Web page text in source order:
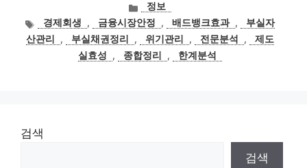
카
테
고
리
정보
태
그
경제회생 , 금융시장안정 , 배드뱅크효과 ,
부실자
산관리
, 부실채권정리 , 위기관리 , 전문분석 ,
제도
실효성
, 종합정리 , 한계분석
검색
검색